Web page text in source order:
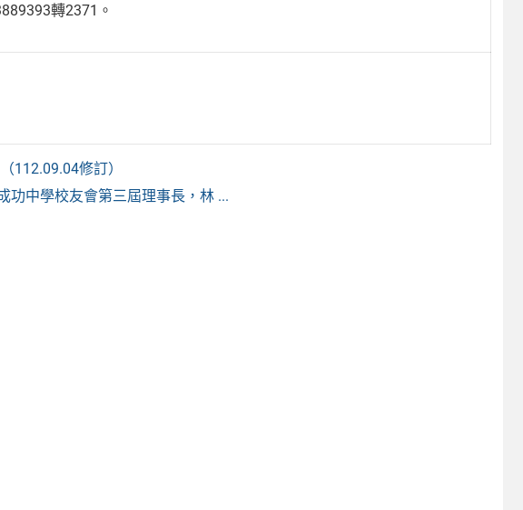
轉2371。
112.09.04修訂）
功中學校友會第三屆理事長，林 ...